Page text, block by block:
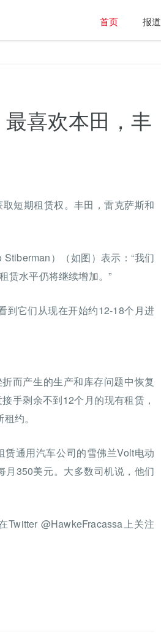
首页 报道
喜欢本田，丰
短期租赁权。丰田，雷克萨斯和
）（如图）表示：“我们
赁水平仍将继续增加。”
到它们从现在开始约12-18个月进
而产生的生产和库存问题中恢复
手剩余不到12个月的现有租赁，
约。
通用汽车公司的雪佛兰Volt电动
350美元。大多数司机说，他们
@HawkeFracassa上关注